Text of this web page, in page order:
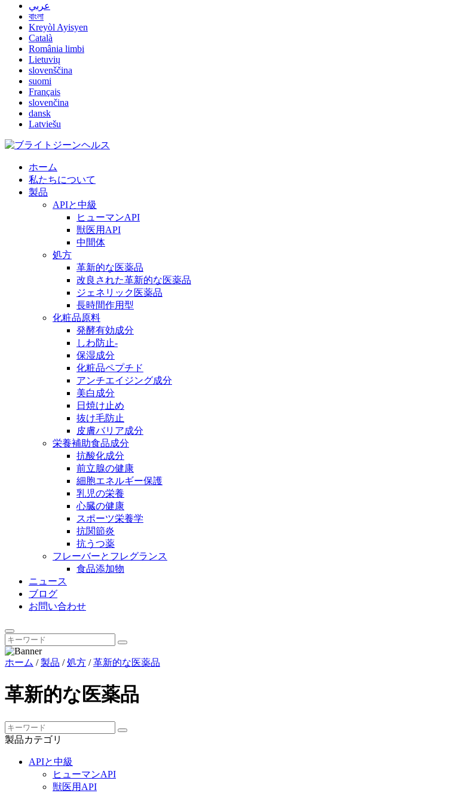
عربي
বাংলা
Kreyòl Ayisyen
Català
România limbi
Lietuvių
slovenščina
suomi
Français
slovenčina
dansk
Latviešu
ホーム
私たちについて
製品
APIと中級
ヒューマンAPI
獣医用API
中間体
処方
革新的な医薬品
改良された革新的な医薬品
ジェネリック医薬品
長時間作用型
化粧品原料
発酵有効成分
しわ防止-
保湿成分
化粧品ペプチド
アンチエイジング成分
美白成分
日焼け止め
抜け毛防止
皮膚バリア成分
栄養補助食品成分
抗酸化成分
前立腺の健康
細胞エネルギー保護
乳児の栄養
心臓の健康
スポーツ栄養学
抗関節炎
抗うつ薬
フレーバーとフレグランス
食品添加物
ニュース
ブログ
お問い合わせ
ホーム /製品 /処方 /革新的な医薬品
革新的な医薬品
製品カテゴリ
APIと中級
ヒューマンAPI
獣医用API